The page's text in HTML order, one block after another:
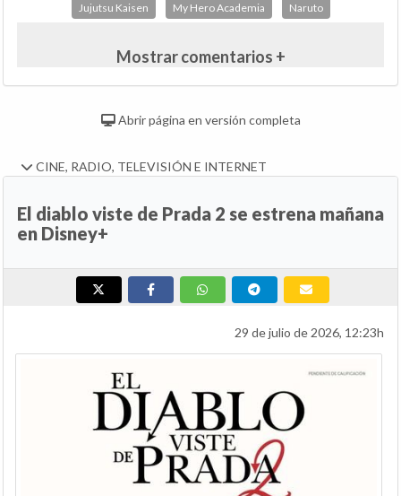
Jujutsu Kaisen My Hero Academia Naruto
Mostrar comentarios +
Abrir página en versión completa
CINE, RADIO, TELEVISIÓN E INTERNET
El diablo viste de Prada 2 se estrena mañana
en Disney+
29 de julio de 2026, 12:23h